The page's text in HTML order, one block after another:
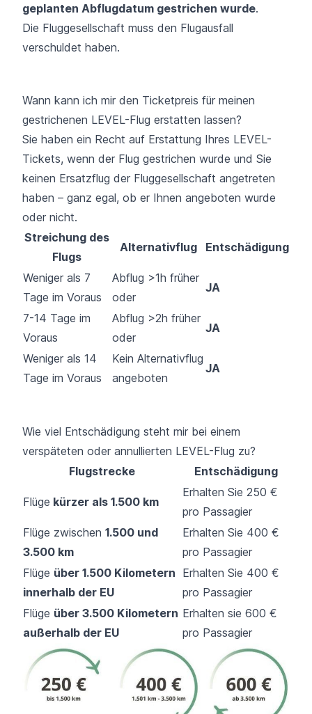
geplanten Abflugdatum gestrichen wurde.
Die Fluggesellschaft muss den Flugausfall
verschuldet haben.
Wann kann ich mir den Ticketpreis für meinen
gestrichenen LEVEL-Flug erstatten lassen?
Sie haben ein Recht auf Erstattung Ihres LEVEL-
Tickets, wenn der Flug gestrichen wurde und Sie
keinen Ersatzflug der Fluggesellschaft angetreten
haben – ganz egal, ob er Ihnen angeboten wurde
oder nicht.
Streichung des
Flugs
Alternativflug Entschädigung
Weniger als 7
Tage im Voraus
Abflug >1h früher
oder
JA
7-14 Tage im
Voraus
Abflug >2h früher
oder
JA
Weniger als 14
Tage im Voraus
Kein Alternativflug
angeboten
JA
Wie viel Entschädigung steht mir bei einem
verspäteten oder annullierten LEVEL-Flug zu?
Flugstrecke
Entschädigung
Flüge kürzer als 1.500 km
Erhalten Sie 250 €
pro Passagier
Flüge zwischen 1.500 und
3.500 km
Erhalten Sie 400 €
pro Passagier
Flüge über 1.500 Kilometern
innerhalb der EU
Erhalten Sie 400 €
pro Passagier
Flüge über 3.500 Kilometern
außerhalb der EU
Erhalten sie 600 €
pro Passagier